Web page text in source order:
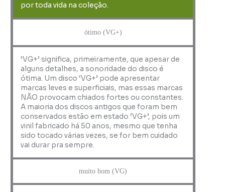
por toda vida na coleção.
ótimo (VG+)
‘VG+’ significa, primeiramente, que apesar de
alguns detalhes, a sonoridade do disco é
ótima. Um disco ‘VG+’ pode apresentar
marcas leves e superficiais, mas essas marcas
NÃO provocam chiados fortes ou constantes.
A maioria dos discos antigos que foram bem
conservados estão em estado ‘VG+’, pois um
vinil fabricado há 50 anos, mesmo que tenha
sido tocado várias vezes, se for bem cuidado
vai durar pra sempre.
muito bom (VG)